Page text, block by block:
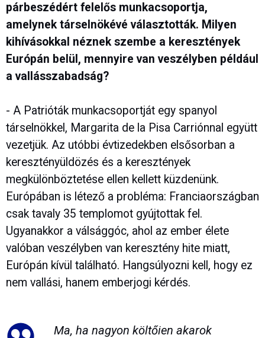
párbeszédért felelős munkacsoportja,
amelynek társelnökévé választották. Milyen
kihívásokkal néznek szembe a keresztények
Európán belül, mennyire van veszélyben például
a vallásszabadság?
- A Patrióták munkacsoportját egy spanyol
társelnökkel, Margarita de la Pisa Carriónnal együtt
vezetjük. Az utóbbi évtizedekben elsősorban a
keresztényüldözés és a keresztények
megkülönböztetése ellen kellett küzdenünk.
Európában is létező a probléma: Franciaországban
csak tavaly 35 templomot gyújtottak fel.
Ugyanakkor a válsággóc, ahol az ember élete
valóban veszélyben van keresztény hite miatt,
Európán kívül található. Hangsúlyozni kell, hogy ez
nem vallási, hanem emberjogi kérdés.
Ma, ha nagyon költőien akarok